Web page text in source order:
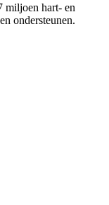
miljoen hart- en
ondersteunen.